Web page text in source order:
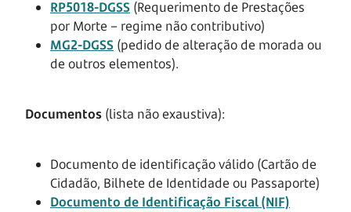
RP5018-DGSS (Requerimento de Prestações
por Morte – regime não contributivo)
MG2-DGSS (pedido de alteração de morada ou
de outros elementos).
Documentos (lista não exaustiva):
Documento de identificação válido (Cartão de
Cidadão, Bilhete de Identidade ou Passaporte)
Documento de Identificação Fiscal (NIF)